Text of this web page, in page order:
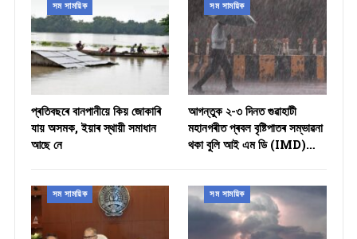
সম সাময়িক
প্ৰতিবছৰে বানপানীয়ে কিয় জোকাৰি
যায় অসমক, ইয়াৰ স্থায়ী সমাধান
আছে নে
সম সাময়িক
আগন্তুক ২-৩ দিনত গুৱাহাটী
মহানগৰীত প্ৰবল বৃষ্টিপাতৰ সম্ভাৱনা
থকা বুলি আই এম ডি (IMD)…
সম সাময়িক সম সাময়িক